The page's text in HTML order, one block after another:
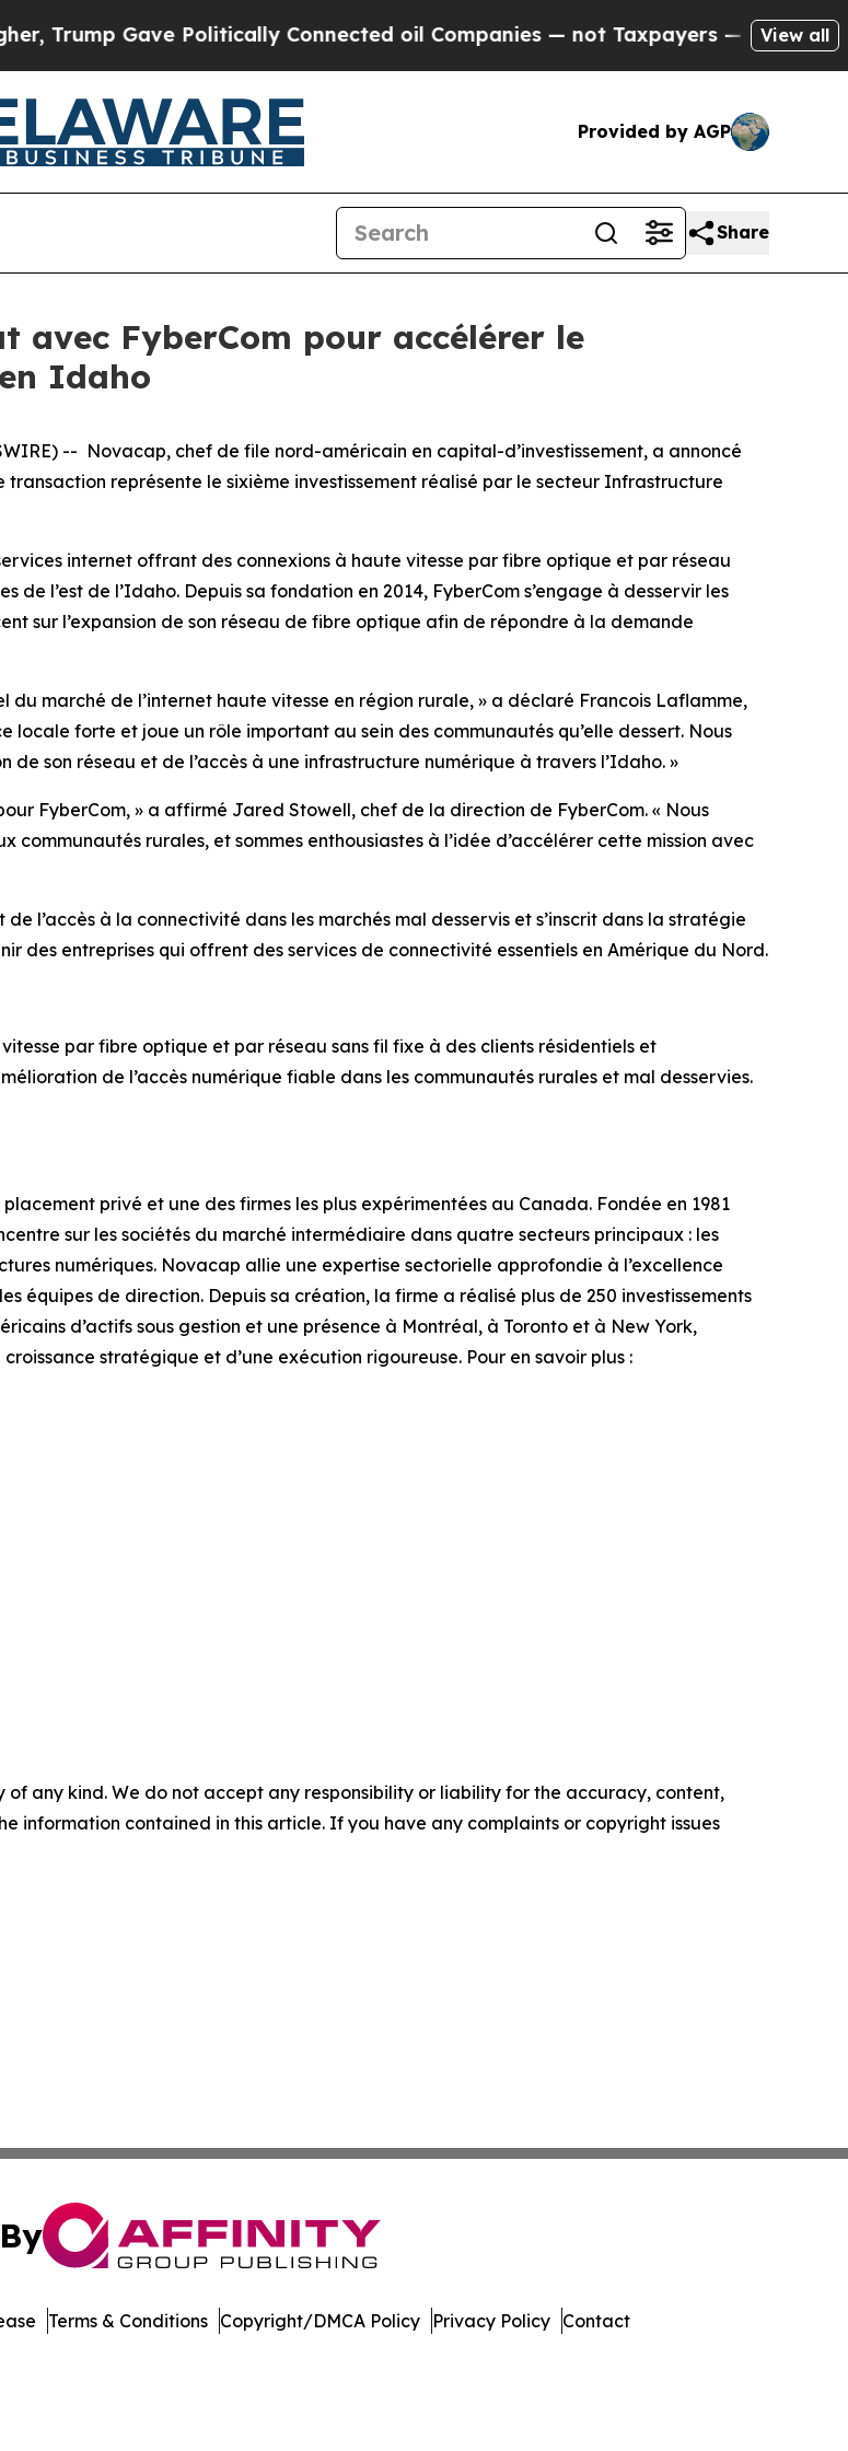
Gave Politically Connected oil Companies — not Taxpayers — the Chance to
View all
Provided by AGP
Share
avec FyberCom pour accélérer le
Idaho
-- Novacap, chef de file nord-américain en capital-d’investissement, a annoncé
représente le sixième investissement réalisé par le secteur Infrastructure
internet offrant des connexions à haute vitesse par fibre optique et par réseau
l’est de l’Idaho. Depuis sa fondation en 2014, FyberCom s’engage à desservir les
sur l’expansion de son réseau de fibre optique afin de répondre à la demande
marché de l’internet haute vitesse en région rurale, » a déclaré Francois Laflamme,
locale forte et joue un rôle important au sein des communautés qu’elle dessert. Nous
de son réseau et de l’accès à une infrastructure numérique à travers l’Idaho. »
FyberCom, » a affirmé Jared Stowell, chef de la direction de FyberCom. « Nous
rurales, et sommes enthousiastes à l’idée d’accélérer cette mission avec
l’accès à la connectivité dans les marchés mal desservis et s’inscrit dans la stratégie
des entreprises qui offrent des services de connectivité essentiels en Amérique du Nord.
par fibre optique et par réseau sans fil fixe à des clients résidentiels et
de l’accès numérique fiable dans les communautés rurales et mal desservies.
privé et une des firmes les plus expérimentées au Canada. Fondée en 1981
sur les sociétés du marché intermédiaire dans quatre secteurs principaux : les
numériques. Novacap allie une expertise sectorielle approfondie à l’excellence
équipes de direction. Depuis sa création, la firme a réalisé plus de 250 investissements
d’actifs sous gestion et une présence à Montréal, à Toronto et à New York,
stratégique et d’une exécution rigoureuse. Pour en savoir plus :
any kind. We do not accept any responsibility or liability for the accuracy, content,
information contained in this article. If you have any complaints or copyright issues
Terms & Conditions Copyright/DMCA Policy Privacy Policy Contact